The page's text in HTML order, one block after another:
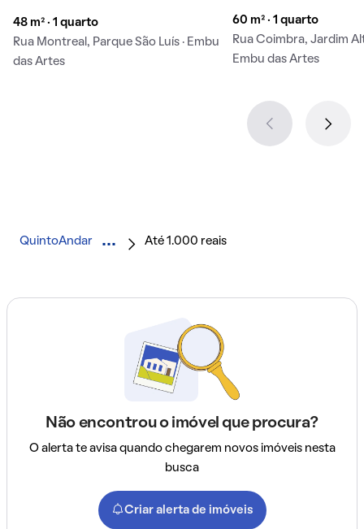
48 m² · 1 quarto
Rua Montreal, Parque São Luís · Embu
das Artes
60 m² · 1 quarto
Rua Coimbra, Jardim
Embu das Artes
QuintoAndar Até 1.000 reais
Não encontrou o imóvel que procura?
O alerta te avisa quando chegarem novos imóveis nesta
busca
Criar alerta de imóveis